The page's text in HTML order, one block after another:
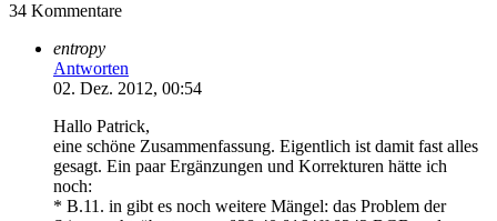
34 Kommentare
entropy
Antworten
02. Dez. 2012, 00:54
Hallo Patrick,
eine schöne Zusammenfassung. Eigentlich ist damit fast alles
gesagt. Ein paar Ergänzungen und Korrekturen hätte ich
noch:
* B.11. in gibt es noch weitere Mängel: das Problem der